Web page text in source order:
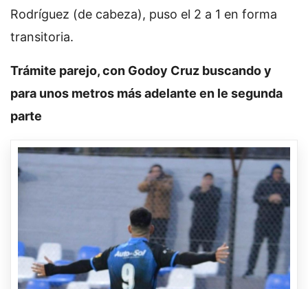
Rodríguez (de cabeza), puso el 2 a 1 en forma
transitoria.
Trámite parejo, con Godoy Cruz buscando y
para unos metros más adelante en le segunda
parte